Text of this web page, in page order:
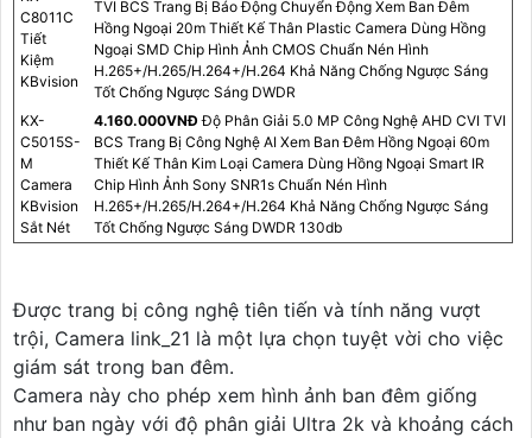
C8011C
Tiết
Kiệm
KBvision
TVI BCS Trang Bị Báo Động Chuyển Động Xem Ban Đêm
Hồng Ngoại 20m Thiết Kế Thân Plastic Camera Dùng Hồng
Ngoại SMD Chip Hình Ảnh CMOS Chuẩn Nén Hình
H.265+/H.265/H.264+/H.264 Khả Năng Chống Ngược Sáng
Tốt Chống Ngược Sáng DWDR
KX-
C5015S-
M
Camera
KBvision
Sắt Nét
4.160.000VNÐ Độ Phân Giải 5.0 MP Công Nghệ AHD CVI TVI
BCS Trang Bị Công Nghệ AI Xem Ban Đêm Hồng Ngoại 60m
Thiết Kế Thân Kim Loại Camera Dùng Hồng Ngoại Smart IR
Chip Hình Ảnh Sony SNR1s Chuẩn Nén Hình
H.265+/H.265/H.264+/H.264 Khả Năng Chống Ngược Sáng
Tốt Chống Ngược Sáng DWDR 130db
Được trang bị công nghệ tiên tiến và tính năng vượt
trội, Camera link_21 là một lựa chọn tuyệt vời cho việc
giám sát trong ban đêm.
Camera này cho phép xem hình ảnh ban đêm giống
như ban ngày với độ phân giải Ultra 2k và khoảng cách